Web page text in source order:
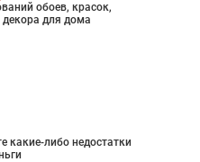
обоев, красок,
для дома
какие-либо недостатки